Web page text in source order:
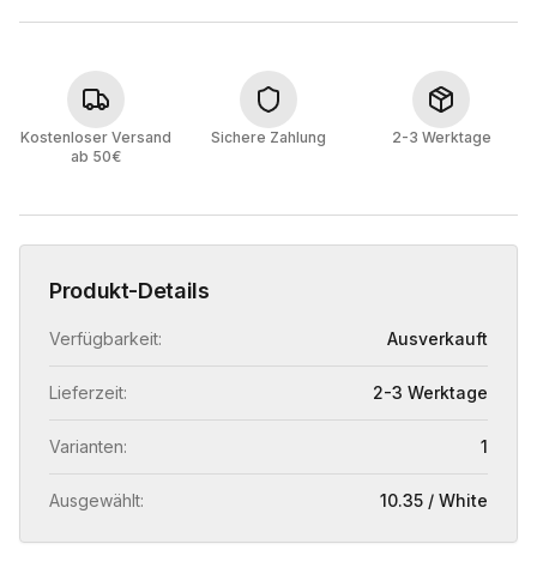
Kostenloser Versand
ab 50€
Sichere Zahlung 2-3 Werktage
Produkt-Details
Verfügbarkeit: Ausverkauft
Lieferzeit: 2-3 Werktage
Varianten: 1
Ausgewählt: 10.35 / White